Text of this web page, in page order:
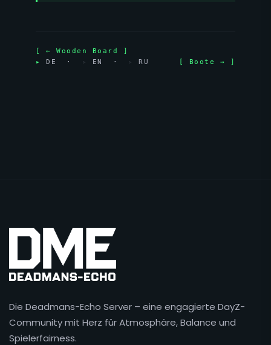
[ ← Wooden Board ]
▸
DE · ▹ EN · ▹ RU [ Boote → ]
Die Deadmans-Echo Server – eine engagierte DayZ-
Community mit Herz für Atmosphäre, Balance und
Spielerfairness.